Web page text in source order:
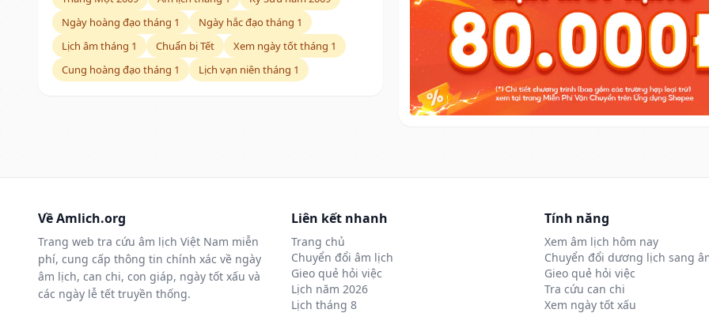
Ngày hoàng đạo tháng 1
Ngày hắc đạo tháng 1
Lịch âm tháng 1
Chuẩn bị Tết
Xem ngày tốt tháng 1
Cung hoàng đạo tháng 1
Lịch vạn niên tháng 1
Về Amlich.org
Trang web tra cứu âm lịch Việt Nam miễn
phí, cung cấp thông tin chính xác về ngày
âm lịch, can chi, con giáp, ngày tốt xấu và
các ngày lễ tết truyền thống.
Liên kết nhanh
Trang chủ
Chuyển đổi âm lịch
Gieo quẻ hỏi việc
Lịch năm 2026
Lịch tháng 8
Tính năng
Xem âm lịch hôm nay
Chuyển đổi dương lịch sang
Gieo quẻ hỏi việc
Tra cứu can chi
Xem ngày tốt xấu